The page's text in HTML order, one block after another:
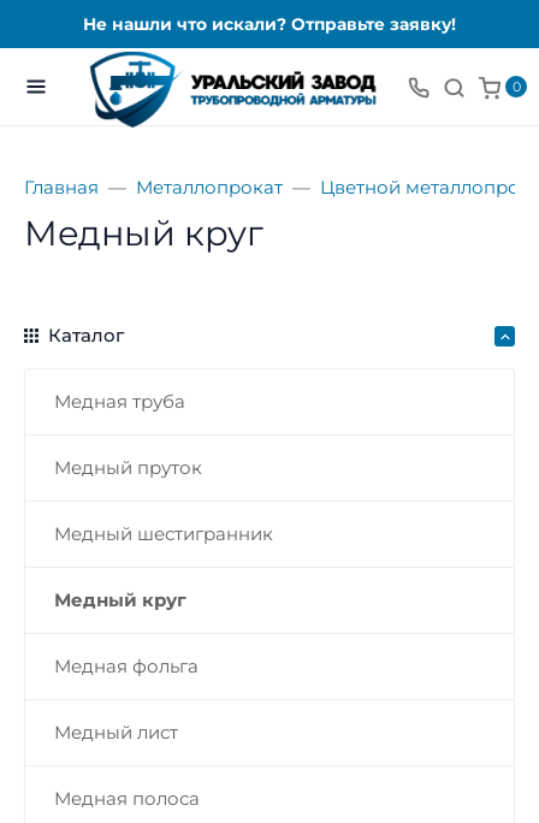
Не нашли что искали? Отправьте заявку!
0
Главная Металлопрокат Цветной
Медный круг
Каталог
Медная труба
Медный пруток
Медный шестигранник
Медный круг
Медная фольга
Медный лист
Медная полоса